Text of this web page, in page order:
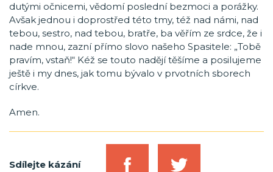
dutými očnicemi, vědomí poslední bezmoci a porážky.
Avšak jednou i doprostřed této tmy, též nad námi, nad
tebou, sestro, nad tebou, bratře, ba věřím ze srdce, že i
nade mnou, zazní přímo slovo našeho Spasitele: „Tobě
pravím, vstaň!“ Kéž se touto nadějí těšíme a posilujeme
ještě i my dnes, jak tomu bývalo v prvotních sborech
církve.
Amen.
Sdílejte kázání